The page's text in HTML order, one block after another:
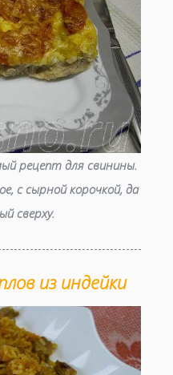
рецепт для свинины.
с сырной корочкой, да
сверху.
из индейки